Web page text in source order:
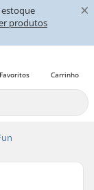
produtos
×
Carrinho
Favoritos